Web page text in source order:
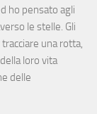
ho pensato agli
le stelle. Gli
una rotta,
loro vita
delle